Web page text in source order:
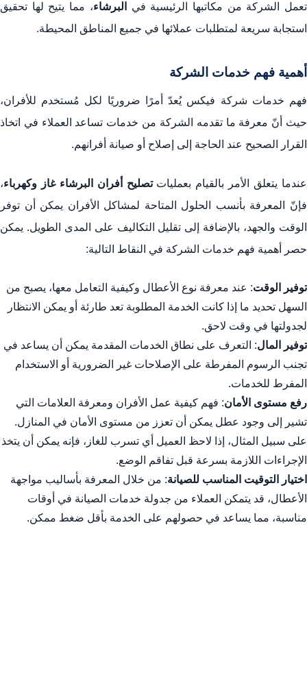
الاستنتاج
تعمل الشركة من مكاتبها الرئيسية في
البرشاء، مما يتيح لها تحقيق
استجابة سريعة لمتطلبات عملائها في جميع المناطق المحيطة.
أهمية فهم خدمات الشركة
فهم خدمات شركة فيكس يُعدّ أمرًا ضروريًا لكل مُستخدم للأفران،
حيث أنّ معرفة ما تقدمه الشركة من خدمات تساعد العملاء في اتخاذ
القرار الصحيح عند الحاجة إلى إصلاح أو صيانة أفرانهم.
عندما يتعلق الأمر بالقيام بعملياتتصليح أفران البرشاء غاز وكهرباء،
فإنّ المعرفة بأنسب الحلول المتاحة لمشاكل الأفران يمكن أن توفر
الوقت والجهد، بالإضافة إلى تقليل التكاليف على المدى الطويل. يمكن
حصر أهمية فهم خدمات الشركة في النقاط التالية:
توفير الوقت: عند معرفة نوع الأعطال وكيفية التعامل معها، يصبح من
السهل تحديد ما إذا كانت الخدمة المطلوبة تعد طارئة أو يمكن الانتظار
لجدولتها في وقت لاحق.
توفير المال: التعرف على نطاق الخدمات المقدمة يمكن أن يساعد في
تجنب الرسوم المفرطة على الإصلاحات غير الضرورية أو الاستخدام
المفرط للخدمات.
رفع مستوى الأمان: فهم كيفية عمل الأفران ومعرفة العلامات التي
تشير إلى وجود عطل يمكن أن تعزز من مستوى الأمان في المنازل.
على سبيل المثال، إذا لاحظ العميل أي تسرب للغاز، فإنه يمكن أن يتخذ
الإجراءات اللازمة بسرعة قبل تفاقم الوضع.
اختيار التوقيت المناسب للصيانة: من خلال المعرفة بأساليب مواجهة
الأعطال، قد يتمكن العملاء من جدولة خدمات الصيانة في أوقات
مناسبة، مما يساعد في حصولهم على الخدمة بأقل ضغط ممكن.